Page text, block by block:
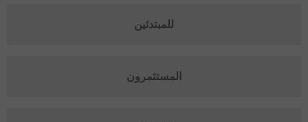
للمبتدئين
المستثمرون